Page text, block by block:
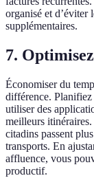
organisé et d’éviter
supplémentaires.
7.
Économiser du
différence. Planifiez
utiliser des
meilleurs
citadins passent
transports. En
affluence, vous
productif.